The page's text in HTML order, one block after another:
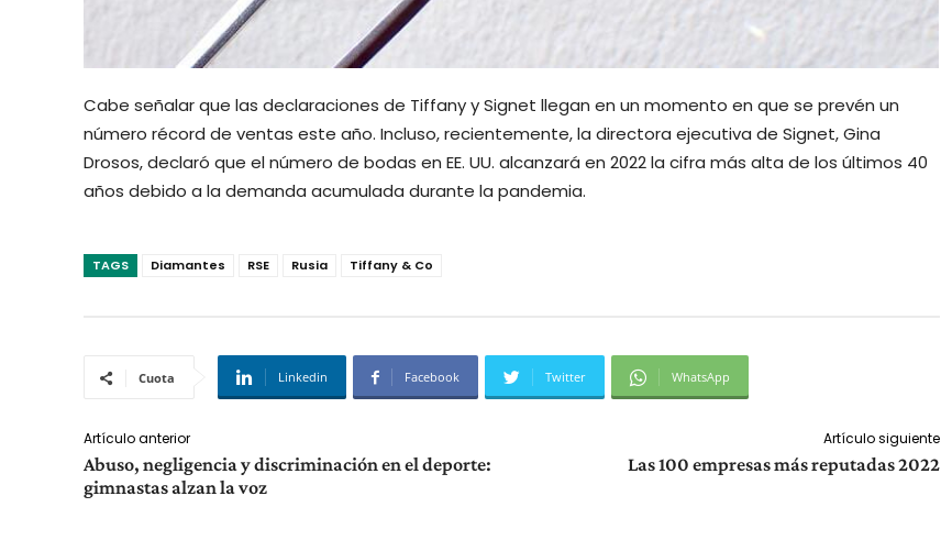
Cabe señalar que las declaraciones de Tiffany y Signet llegan en un momento en que se prevén un
número récord de ventas este año. Incluso, recientemente, la directora ejecutiva de Signet, Gina
Drosos, declaró que el número de bodas en EE. UU. alcanzará en 2022 la cifra más alta de los últimos 40
años debido a la demanda acumulada durante la pandemia.
TAGS Diamantes RSE Rusia Tiffany & Co
Cuota Linkedin Facebook Twitter WhatsApp
Artículo anterior
Abuso, negligencia y discriminación en el deporte:
gimnastas alzan la voz
Artículo siguiente
Las 100 empresas más reputadas 2022